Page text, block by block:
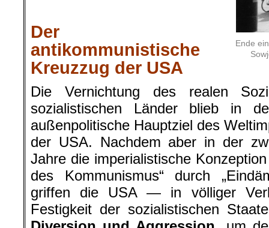
Ende
Der
antikommunistische
Kreuzzug der USA
Die Vernichtung des realen
sozialistischen Länder blieb in
außenpolitische Hauptziel des
der USA. Nachdem aber in der
Jahre die imperialistische
des Kommunismus“ durch
griffen die USA — in völliger
Festigkeit der sozialistischen